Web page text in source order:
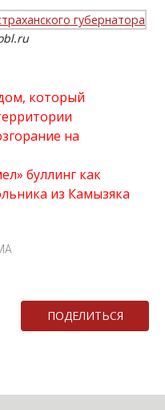
который
на
буллинг как
из Камызяка
ПОДЕЛИТЬСЯ